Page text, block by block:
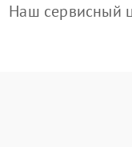
Наш сервисный